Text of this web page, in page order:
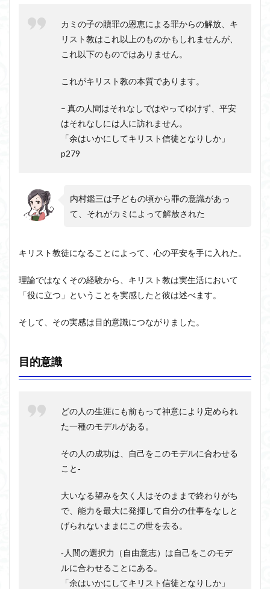
カミの子の贖罪の恩恵による罪からの解放、キ
リスト教はこれ以上のものかもしれませんが、
これ以下のものではありません。
これがキリスト教の本質であります。
– 真の人間はそれなしではやってゆけず、平安
はそれなしには人に訪れません。
「余はいかにしてキリスト信徒となりしか」
p279
内村鑑三は子どもの頃から罪の意識があっ
て、それがカミによって解放された
キリスト教徒になることによって、心の平安を手に入れた。
理論ではなくその経験から、キリスト教は実生活において
「役に立つ」ということを実感したと彼は述べます。
そして、その実感は目的意識につながりました。
目的意識
どの人の生涯にも前もって神意により定められ
た一種のモデルがある。
その人の成功は、自己をこのモデルに合わせる
こと‐
大いなる望みを欠く人はそのままで終わりがち
で、能力を最大に発揮して自分の仕事をなしと
げられないままにこの世を去る。
‐人間の選択力（自由意志）は自己をこのモデ
ルに合わせることにある。
「余はいかにしてキリスト信徒となりしか」